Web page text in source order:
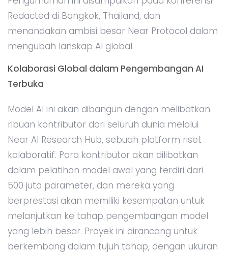
Redacted di Bangkok, Thailand, dan
menandakan ambisi besar Near Protocol dalam
mengubah lanskap AI global.
Kolaborasi Global dalam Pengembangan AI
Terbuka
Model AI ini akan dibangun dengan melibatkan
ribuan kontributor dari seluruh dunia melalui
Near AI Research Hub, sebuah platform riset
kolaboratif. Para kontributor akan dilibatkan
dalam pelatihan model awal yang terdiri dari
500 juta parameter, dan mereka yang
berprestasi akan memiliki kesempatan untuk
melanjutkan ke tahap pengembangan model
yang lebih besar. Proyek ini dirancang untuk
berkembang dalam tujuh tahap, dengan ukuran